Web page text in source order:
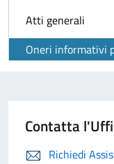
Atti generali
Oneri informativi
Contatta
Richiedi